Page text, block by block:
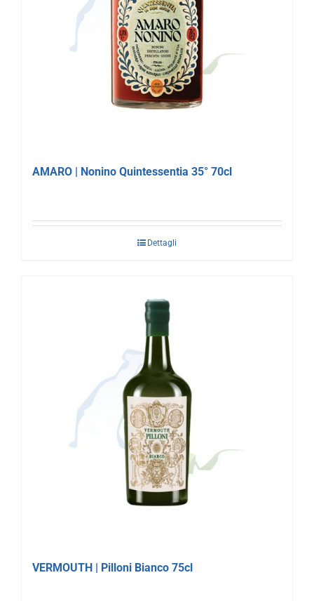
AMARO | Nonino Quintessentia 35° 70cl
Dettagli
VERMOUTH | Pilloni Bianco 75cl